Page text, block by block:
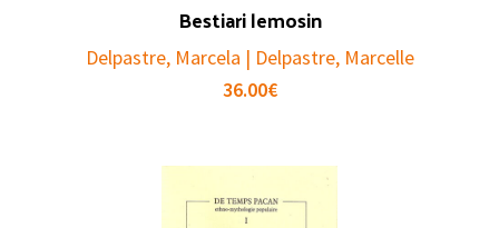
Bestiari lemosin
Delpastre, Marcela | Delpastre, Marcelle
36.00€